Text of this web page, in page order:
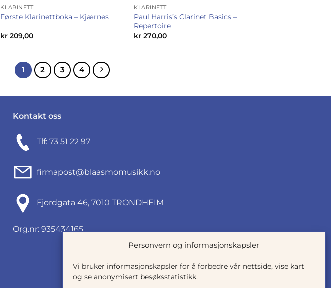
Personvern og informasjonskapsler
Vi bruker informasjonskapsler for å forbedre vår nettside, vise kart
og se anonymisert besøksstatistikk.
KLARINETT
Første Klarinettboka – Kjærnes
kr 209,00
KLARINETT
Paul Harris’s Clarinet Basics –
Repertoire
kr 270,00
1 2 3 4
Kontakt oss
Tlf: 73 51 22 97
firmapost@blaasmomusikk.no
Fjordgata 46, 7010 TRONDHEIM
Org.nr: 935434165